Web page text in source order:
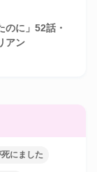
のに」52話・
アン
にました